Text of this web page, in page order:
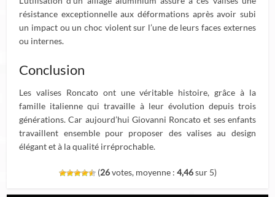
résistance exceptionnelle aux déformations après avoir subi
un impact ou un choc violent sur l’une de leurs faces externes
ou internes.
Conclusion
Les valises Roncato ont une véritable histoire, grâce à la
famille italienne qui travaille à leur évolution depuis trois
générations. Car aujourd’hui Giovanni Roncato et ses enfants
travaillent ensemble pour proposer des valises au design
élégant et à la qualité irréprochable.
(26votes, moyenne : 4,46sur 5)